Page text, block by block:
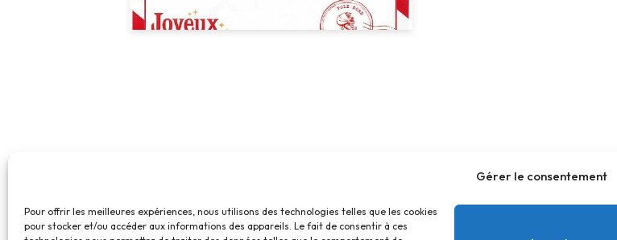
Gérer le consentement
Pour offrir les meilleures expériences, nous utilisons des technologies telles que les cookies
pour stocker et/ou accéder aux informations des appareils. Le fait de consentir à ces